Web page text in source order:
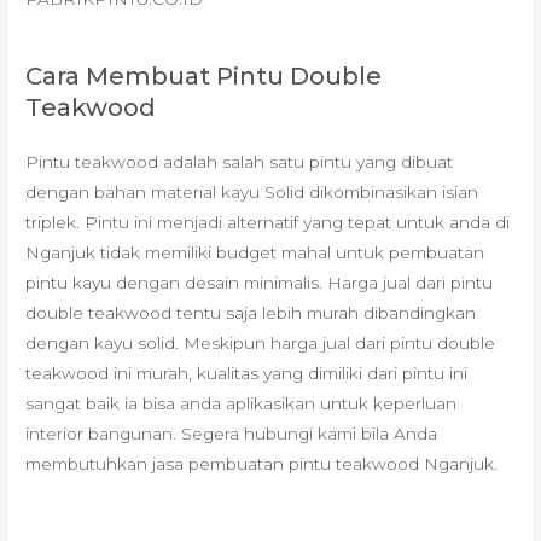
Cara Membuat Pintu Double
Teakwood
Pintu teakwood adalah salah satu pintu yang dibuat
dengan bahan material kayu Solid dikombinasikan isian
triplek. Pintu ini menjadi alternatif yang tepat untuk anda di
Nganjuk tidak memiliki budget mahal untuk pembuatan
pintu kayu dengan desain minimalis. Harga jual dari pintu
double teakwood tentu saja lebih murah dibandingkan
dengan kayu solid. Meskipun harga jual dari pintu double
teakwood ini murah, kualitas yang dimiliki dari pintu ini
sangat baik ia bisa anda aplikasikan untuk keperluan
interior bangunan. Segera hubungi kami bila Anda
membutuhkan jasa pembuatan pintu teakwood Nganjuk.